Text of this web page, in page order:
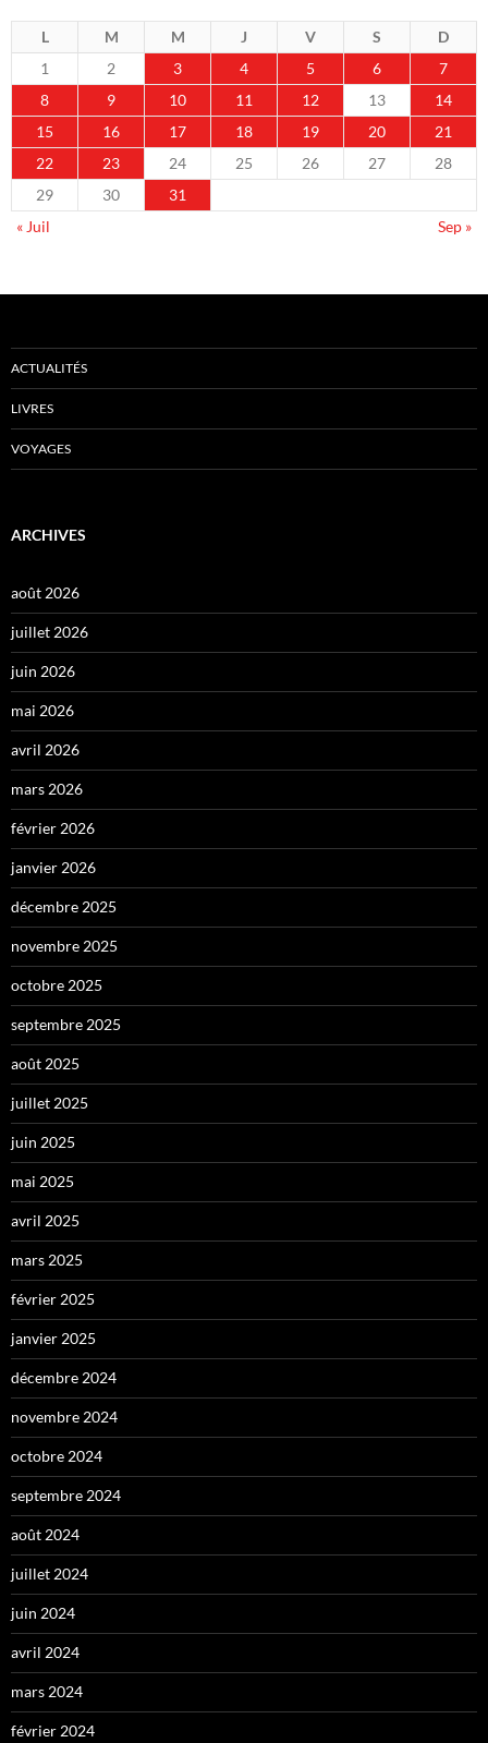
L M M J V S
D
1
2 3 4 5 6
7
8
9 10 11 12 13
14
15
16 17 18 19 20
21
22
23 24 25 26 27
28
29
30
31
« Juil
Sep »
ACTUALITÉS
LIVRES
VOYAGES
ARCHIVES
août 2026
juillet 2026
juin 2026
mai 2026
avril 2026
mars 2026
février 2026
janvier 2026
décembre 2025
novembre 2025
octobre 2025
septembre 2025
août 2025
juillet 2025
juin 2025
mai 2025
avril 2025
mars 2025
février 2025
janvier 2025
décembre 2024
novembre 2024
octobre 2024
septembre 2024
août 2024
juillet 2024
juin 2024
avril 2024
mars 2024
février 2024